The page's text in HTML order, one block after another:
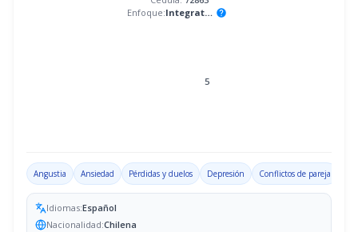
Enfoque:
Integrativo help
5
Angustia Ansiedad Pérdidas y duelos Depresión Conflictos de pareja
Idiomas:Español
Nacionalidad:Chilena